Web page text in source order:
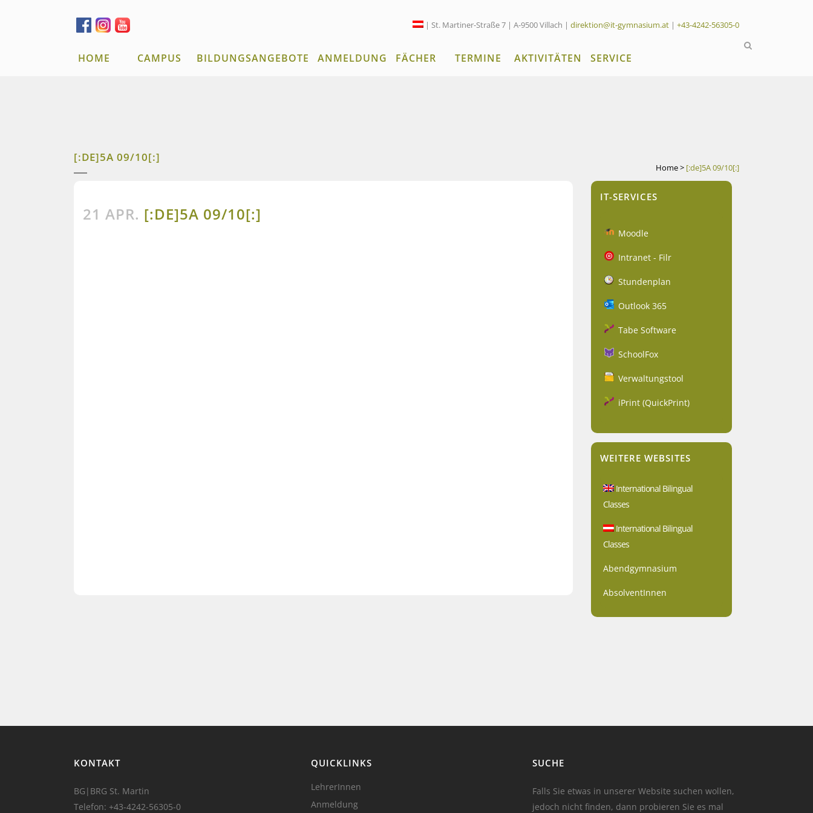
| St. Martiner-Straße 7 | A-9500 Villach | direktion@it-gymnasium.at | +43-4242-56305-0
HOME CAMPUS BILDUNGSANGEBOTE ANMELDUNG FÄCHER TERMINE AKTIVITÄTEN SERVICE
[:DE]5A 09/10[:]
Home> [:de]5A 09/10[:]
21 APR. [:DE]5A 09/10[:]
IT-SERVICES
Moodle
Intranet - Filr
Stundenplan
Outlook 365
Tabe Software
SchoolFox
Verwaltungstool
iPrint (QuickPrint)
WEITERE WEBSITES
International Bilingual
Classes
International Bilingual
Classes
Abendgymnasium
AbsolventInnen
KONTAKT
BG|BRG St. Martin
Telefon: +43-4242-56305-0
QUICKLINKS
LehrerInnen
Anmeldung
SUCHE
Falls Sie etwas in unserer Website suchen wollen,
jedoch nicht finden, dann probieren Sie es mal